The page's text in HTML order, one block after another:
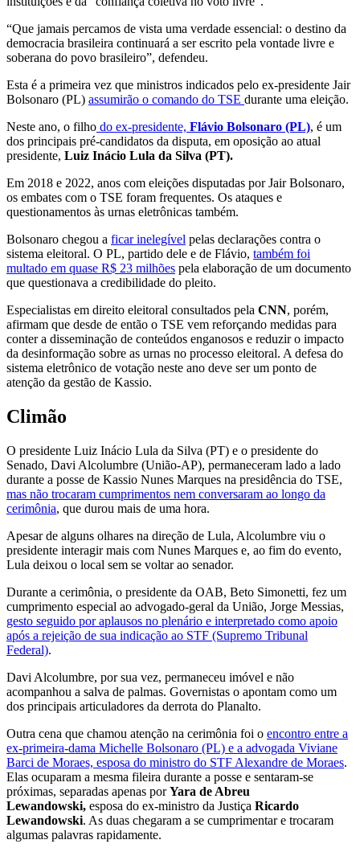
“Que jamais percamos de vista uma verdade essencial: o destino da
democracia brasileira continuará a ser escrito pela vontade livre e
soberana do povo brasileiro”, defendeu.
Esta é a primeira vez que ministros indicados pelo ex-presidente Jair
Bolsonaro (PL) assumirão o comando do TSE durante uma eleição.
Neste ano, o filho do ex-presidente, Flávio Bolsonaro (PL), é um
dos principais pré-candidatos da disputa, em oposição ao atual
presidente, Luiz Inácio Lula da Silva (PT).
Em 2018 e 2022, anos com eleições disputadas por Jair Bolsonaro,
os embates com o TSE foram frequentes. Os ataques e
questionamentos às urnas eletrônicas também.
Bolsonaro chegou a ficar inelegível pelas declarações contra o
sistema eleitoral. O PL, partido dele e de Flávio, também foi
multado em quase R$ 23 milhões pela elaboração de um documento
que questionava a credibilidade do pleito.
Especialistas em direito eleitoral consultados pela CNN, porém,
afirmam que desde de então o TSE vem reforçando medidas para
conter a disseminação de conteúdos enganosos e reduzir o impacto
da desinformação sobre as urnas no processo eleitoral. A defesa do
sistema eletrônico de votação neste ano deve ser um ponto de
atenção da gestão de Kassio.
Climão
O presidente Luiz Inácio Lula da Silva (PT) e o presidente do
Senado, Davi Alcolumbre (União-AP), permaneceram lado a lado
durante a posse de Kassio Nunes Marques na presidência do TSE,
mas não trocaram cumprimentos nem conversaram ao longo da
cerimônia, que durou mais de uma hora.
Apesar de alguns olhares na direção de Lula, Alcolumbre viu o
presidente interagir mais com Nunes Marques e, ao fim do evento,
Lula deixou o local sem se voltar ao senador.
Durante a cerimônia, o presidente da OAB, Beto Simonetti, fez um
cumprimento especial ao advogado-geral da União, Jorge Messias,
gesto seguido por aplausos no plenário e interpretado como apoio
após a rejeição de sua indicação ao STF (Supremo Tribunal
Federal).
Davi Alcolumbre, por sua vez, permaneceu imóvel e não
acompanhou a salva de palmas. Governistas o apontam como um
dos principais articuladores da derrota do Planalto.
Outra cena que chamou atenção na cerimônia foi o encontro entre a
ex-primeira-dama Michelle Bolsonaro (PL) e a advogada Viviane
Barci de Moraes, esposa do ministro do STF Alexandre de Moraes.
Elas ocuparam a mesma fileira durante a posse e sentaram-se
próximas, separadas apenas porYara de Abreu
Lewandowski, esposa do ex-ministro da Justiça Ricardo
Lewandowski. As duas chegaram a se cumprimentar e trocaram
algumas palavras rapidamente.